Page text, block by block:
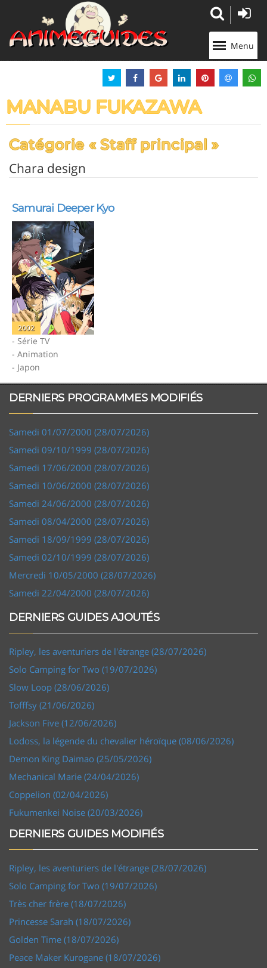
Menu
MANABU FUKAZAWA
Catégorie « Staff principal »
Chara design
Samurai Deeper Kyo
2002
- Série TV
- Animation
- Japon
DERNIERS PROGRAMMES MODIFIÉS
Samedi 01/07/2000 (28/07/2026)
Samedi 09/10/1999 (28/07/2026)
Samedi 17/06/2000 (28/07/2026)
Samedi 10/06/2000 (28/07/2026)
Samedi 24/06/2000 (28/07/2026)
Samedi 08/04/2000 (28/07/2026)
Samedi 18/09/1999 (28/07/2026)
Samedi 02/10/1999 (28/07/2026)
Mercredi 10/05/2000 (28/07/2026)
Samedi 22/04/2000 (28/07/2026)
DERNIERS GUIDES AJOUTÉS
Ripley, les aventuriers de l'étrange (28/07/2026)
Solo Camping for Two (19/07/2026)
Slow Loop (28/06/2026)
Tofffsy (21/06/2026)
Jackson Five (12/06/2026)
Lodoss, la légende du chevalier héroïque (08/06/2026)
Demon King Daimao (25/05/2026)
Mechanical Marie (24/04/2026)
Coppelion (02/04/2026)
Fukumenkei Noise (20/03/2026)
DERNIERS GUIDES MODIFIÉS
Ripley, les aventuriers de l'étrange (28/07/2026)
Solo Camping for Two (19/07/2026)
Très cher frère (18/07/2026)
Princesse Sarah (18/07/2026)
Golden Time (18/07/2026)
Peace Maker Kurogane (18/07/2026)
Panneau de gestion des cookies